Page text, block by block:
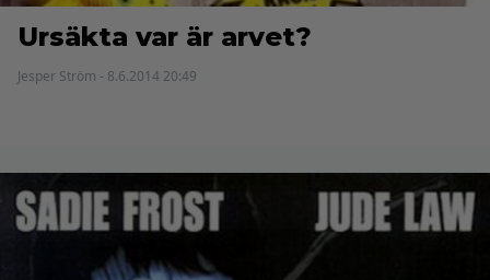
Ursäkta var är arvet?
Jesper Ström - 8.6.2014 20:49